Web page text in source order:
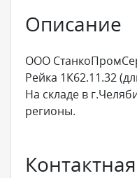
Описание
ООО
Рейка 1К62.11.32
На складе в
регионы.